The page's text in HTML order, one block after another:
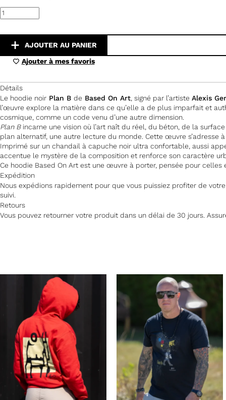
quantité
de
Edition
Noir
AJOUTER AU PANIER
Ajouter à mes favoris
Détails
Le hoodie noir Plan B de Based On Art , signé par l’artiste Alexis
l’œuvre explore la matière dans ce qu’elle a de plus imparfait et
cosmique, comme un code venu d’une autre dimension.
Plan Bincarne une vision où l’art naît du réel, du béton, de la
plan alternatif, une autre lecture du monde. Cette œuvre s’adresse
Imprimé sur un chandail à capuche noir ultra confortable, aussi
accentue le mystère de la composition et renforce son caractère
Ce hoodie Based On Art est une œuvre à porter, pensée pour
Expédition
Nous expédions rapidement pour que vous puissiez profiter de
suivi.
Retours
Vous pouvez retourner votre produit dans un délai de 30 jours.